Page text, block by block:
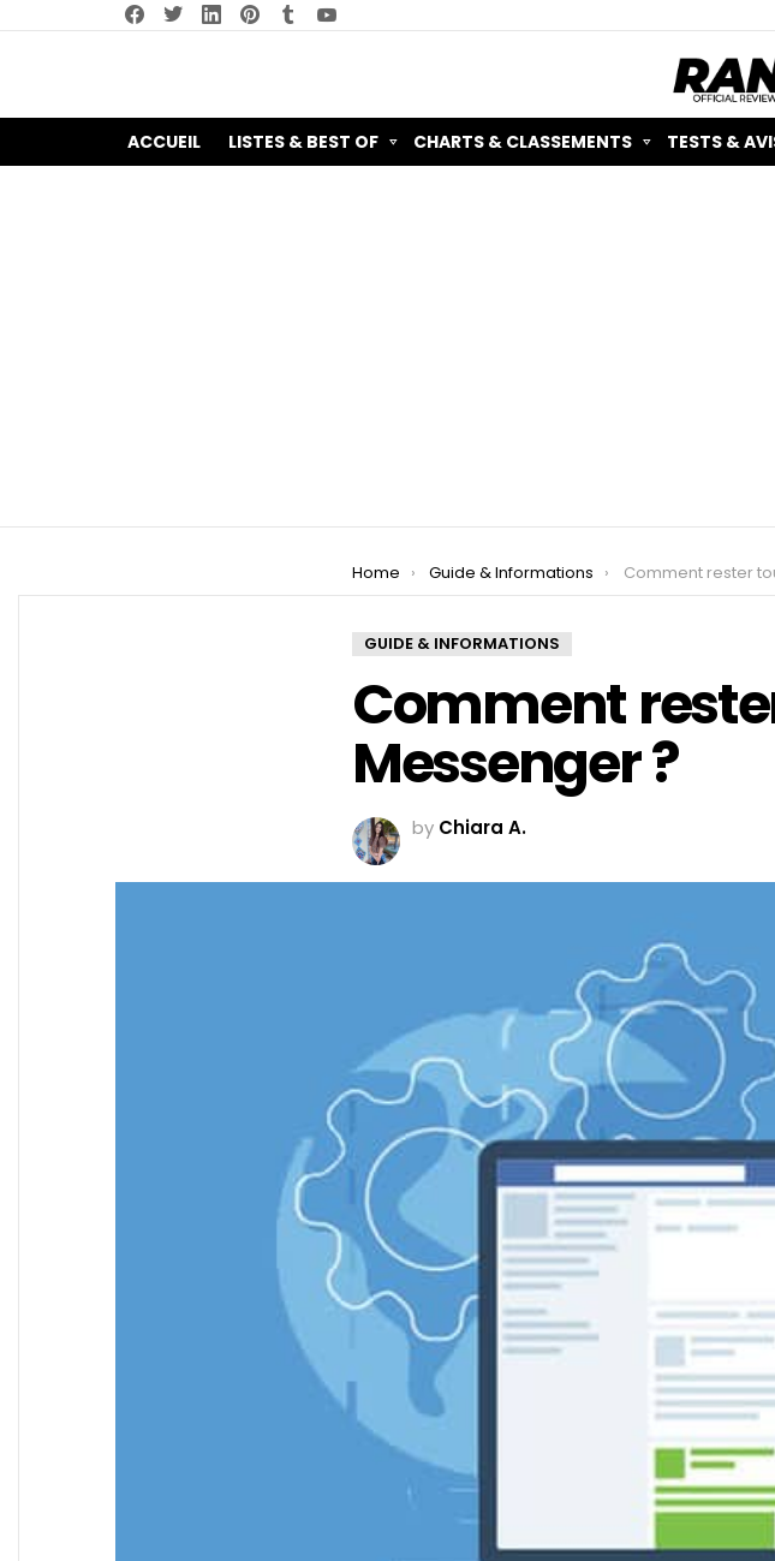
facebooktwitterlinkedin pinterest
ACCUEIL LISTES & BEST OF CHARTS & CLASSEMENTS TESTS &
You are here:
Home Guide & Informations Comment rester
GUIDE & INFORMATIONS
Comment
Messenger ?
by Chiara A.